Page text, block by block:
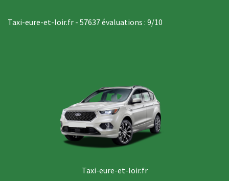
Taxi-eure-et-loir.fr - 57637évaluations : 9/10
Taxi-eure-et-loir.fr